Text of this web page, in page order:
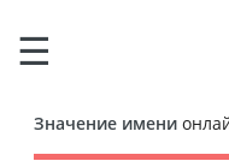
Значение имени